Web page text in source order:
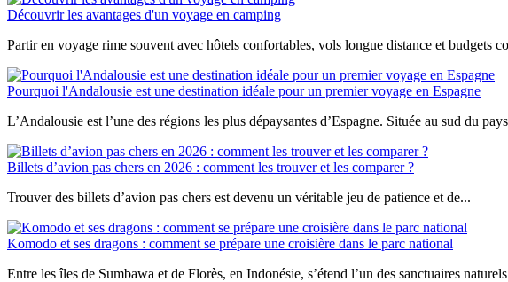
Découvrir les avantages d'un voyage en camping
Partir en voyage rime souvent avec hôtels confortables, vols longue distance et budgets
Pourquoi l'Andalousie est une destination idéale pour un premier voyage en Espagne
L’Andalousie est l’une des régions les plus dépaysantes d’Espagne. Située au sud du
Billets d’avion pas chers en 2026 : comment les trouver et les comparer ?
Trouver des billets d’avion pas chers est devenu un véritable jeu de patience et de...
Komodo et ses dragons : comment se prépare une croisière dans le parc national
Entre les îles de Sumbawa et de Florès, en Indonésie, s’étend l’un des sanctuaires